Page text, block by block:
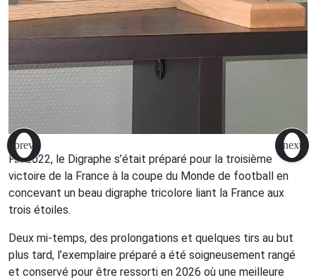
Fin 2022, le Digraphe s’était préparé pour la troisième
victoire de la France à la coupe du Monde de football en
concevant un beau digraphe tricolore liant la France aux
trois étoiles.
Deux mi-temps, des prolongations et quelques tirs au but
plus tard, l’exemplaire préparé a été soigneusement rangé
et conservé pour être ressorti en 2026 où une meilleure